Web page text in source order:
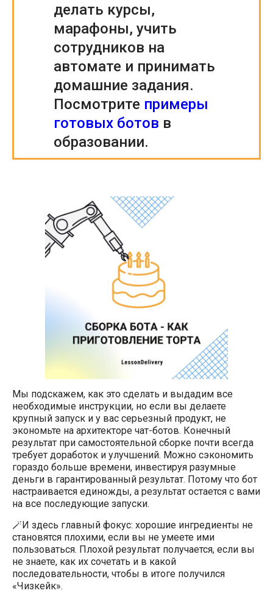
делать курсы,
марафоны, учить
сотрудников на
автомате и принимать
домашние задания.
Посмотрите примеры
готовых ботов в
образовании.
Мы подскажем, как это сделать и выдадим все
необходимые инструкции, но если вы делаете
крупный запуск и у вас серьезный продукт, не
экономьте на архитекторе чат-ботов. Конечный
результат при самостоятельной сборке почти всегда
требует доработок и улучшений. Можно сэкономить
гораздо больше времени, инвестируя разумные
деньги в гарантированный результат. Потому что бот
настраивается единожды, а результат остается с вами
на все последующие запуски.
🪄И здесь главный фокус: хорошие ингредиенты не
становятся плохими, если вы не умеете ими
пользоваться. Плохой результат получается, если вы
не знаете, как их сочетать и в какой
последовательности, чтобы в итоге получился
«Чизкейк».